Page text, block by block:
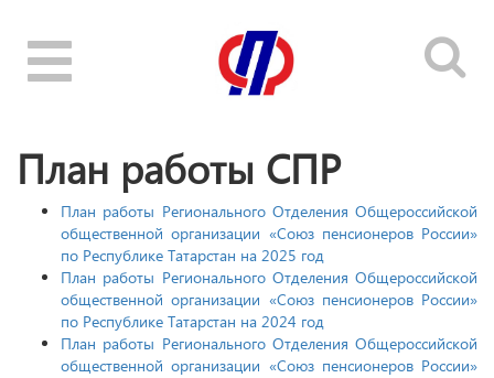
Toggle
navigation
План работы СПР
План работы Регионального Отделения Общероссийской
общественной организации «Союз пенсионеров России»
по Республике Татарстан на 2025 год
План работы Регионального Отделения Общероссийской
общественной организации «Союз пенсионеров России»
по Республике Татарстан на 2024 год
План работы Регионального Отделения Общероссийской
общественной организации «Союз пенсионеров России»